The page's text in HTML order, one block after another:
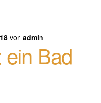
von admin
Bad